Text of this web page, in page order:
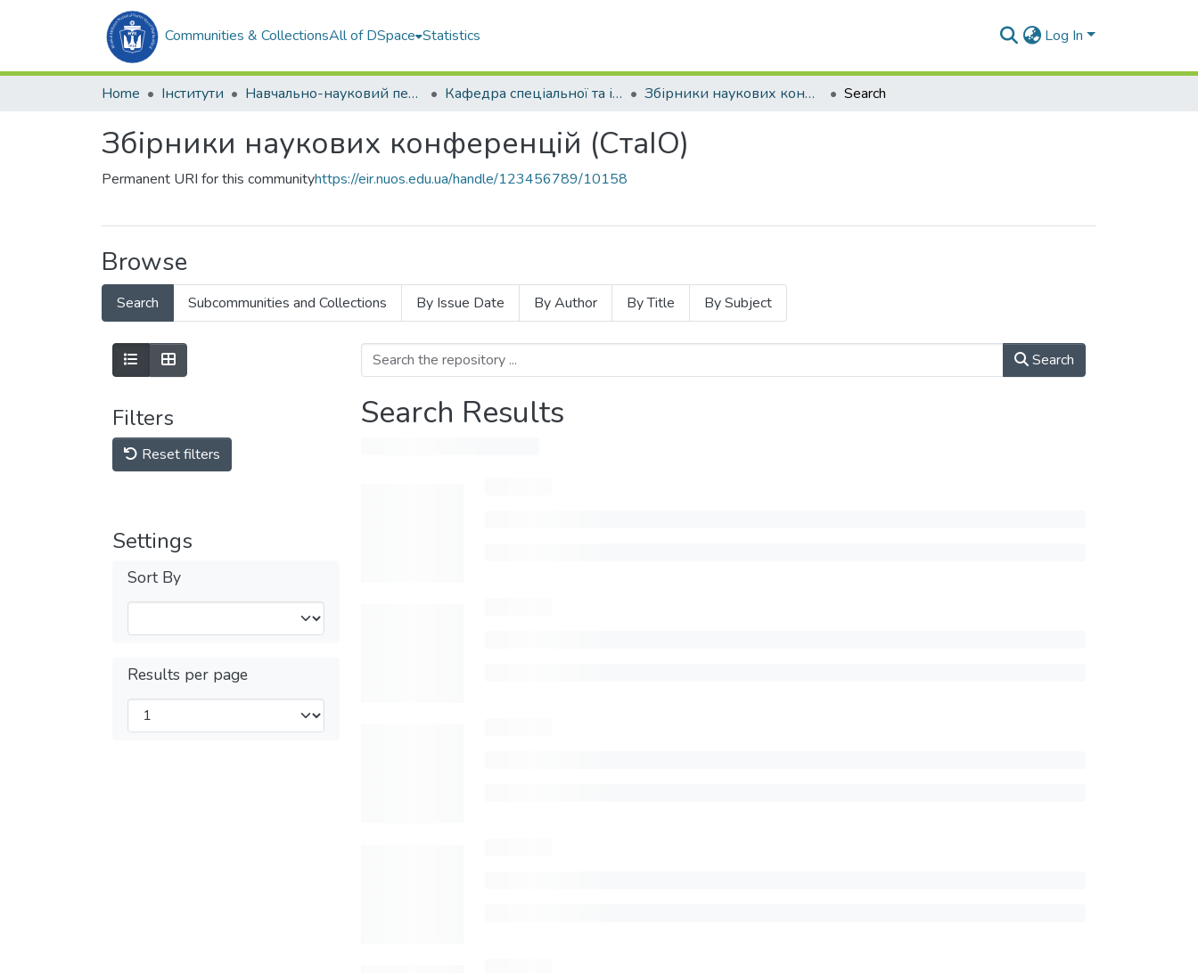
Communities & CollectionsAll of DSpace Statistics Log In
Home Інститути Навчально-науковий педагогічний інститут ім. В. О. Сухомлинського (ННПІ ім. В.О. Сухомлинського) Кафедра спеціальної та інклюзивної освіти (СтаІО) Збірники наукових конференцій (СтаІО) Search
Збірники наукових конференцій (СтаІО)
Permanent URI for this communityhttps://eir.nuos.edu.ua/handle/123456789/10158
Browse
Search Subcommunities and Collections By Issue Date By Author By Title By Subject
Filters
Reset filters
Settings
Sort By
Results per page
Search
Search Results